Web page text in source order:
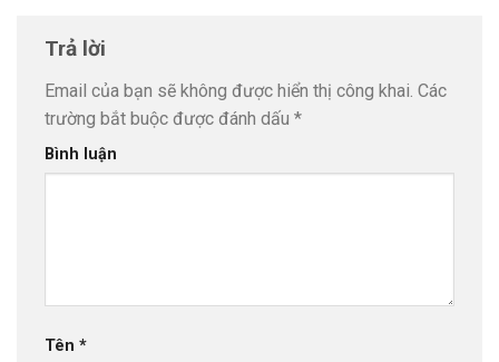
Trả lời
Email của bạn sẽ không được hiển thị công khai. Các
trường bắt buộc được đánh dấu *
Bình luận
Tên *